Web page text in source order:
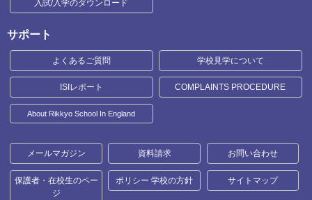
入試/入学のダウンロード
サポート
よくあるご質問 学校見学について
ISIレポート COMPLAINTS PROCEDURE
About Rikkyo School In England
メールマガジン 資料請求 お問い合わせ
保護者・在校生のペー
ジ
ポリシー 学校の方針 サイトマップ